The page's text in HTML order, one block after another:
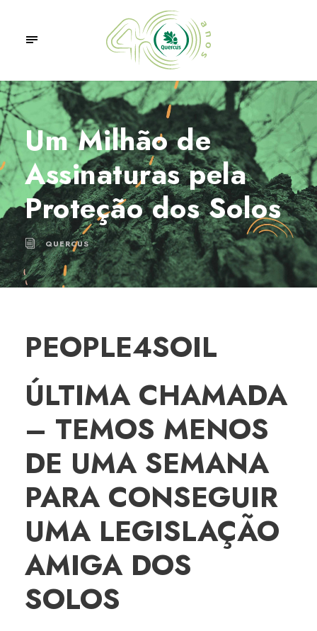
Um Milhão de
Assinaturas pela
Proteção dos Solos
QUERCUS
PEOPLE4SOIL
ÚLTIMA CHAMADA
– TEMOS MENOS
DE UMA SEMANA
PARA CONSEGUIR
UMA LEGISLAÇÃO
AMIGA DOS
SOLOS